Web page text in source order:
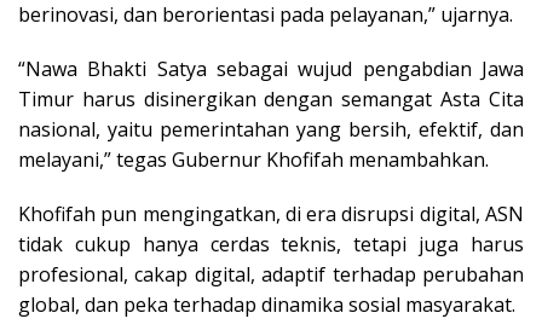
berinovasi, dan berorientasi pada pelayanan,” ujarnya.
“Nawa Bhakti Satya sebagai wujud pengabdian Jawa
Timur harus disinergikan dengan semangat Asta Cita
nasional, yaitu pemerintahan yang bersih, efektif, dan
melayani,” tegas Gubernur Khofifah menambahkan.
Khofifah pun mengingatkan, di era disrupsi digital, ASN
tidak cukup hanya cerdas teknis, tetapi juga harus
profesional, cakap digital, adaptif terhadap perubahan
global, dan peka terhadap dinamika sosial masyarakat.